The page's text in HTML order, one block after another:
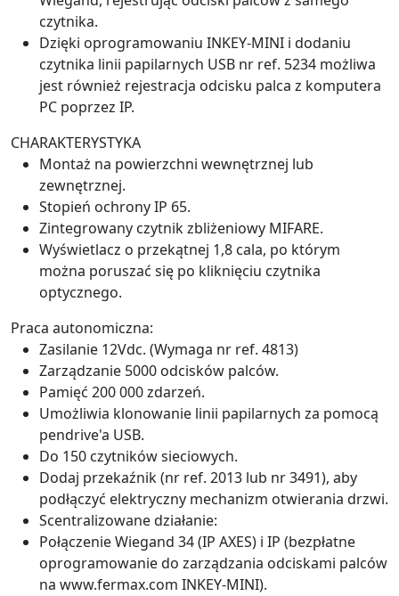
czytnika.
Dzięki oprogramowaniu INKEY-MINI i dodaniu
czytnika linii papilarnych USB nr ref. 5234 możliwa
jest również rejestracja odcisku palca z komputera
PC poprzez IP.
CHARAKTERYSTYKA
Montaż na powierzchni wewnętrznej lub
zewnętrznej.
Stopień ochrony IP 65.
Zintegrowany czytnik zbliżeniowy MIFARE.
Wyświetlacz o przekątnej 1,8 cala, po którym
można poruszać się po kliknięciu czytnika
optycznego.
Praca autonomiczna:
Zasilanie 12Vdc. (Wymaga nr ref. 4813)
Zarządzanie 5000 odcisków palców.
Pamięć 200 000 zdarzeń.
Umożliwia klonowanie linii papilarnych za pomocą
pendrive'a USB.
Do 150 czytników sieciowych.
Dodaj przekaźnik (nr ref. 2013 lub nr 3491), aby
podłączyć elektryczny mechanizm otwierania drzwi.
Scentralizowane działanie:
Połączenie Wiegand 34 (IP AXES) i IP (bezpłatne
oprogramowanie do zarządzania odciskami palców
na www.fermax.com INKEY-MINI).